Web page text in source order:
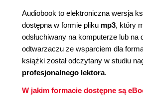
Audiobook to elektroniczna wersja
dostępna w formie pliku mp3, który
odsłuchiwany na komputerze lub na
odtwarzaczu ze wsparciem dla
książki został odczytany w studiu
profesjonalnego lektora.
W jakim formacie dostępne są